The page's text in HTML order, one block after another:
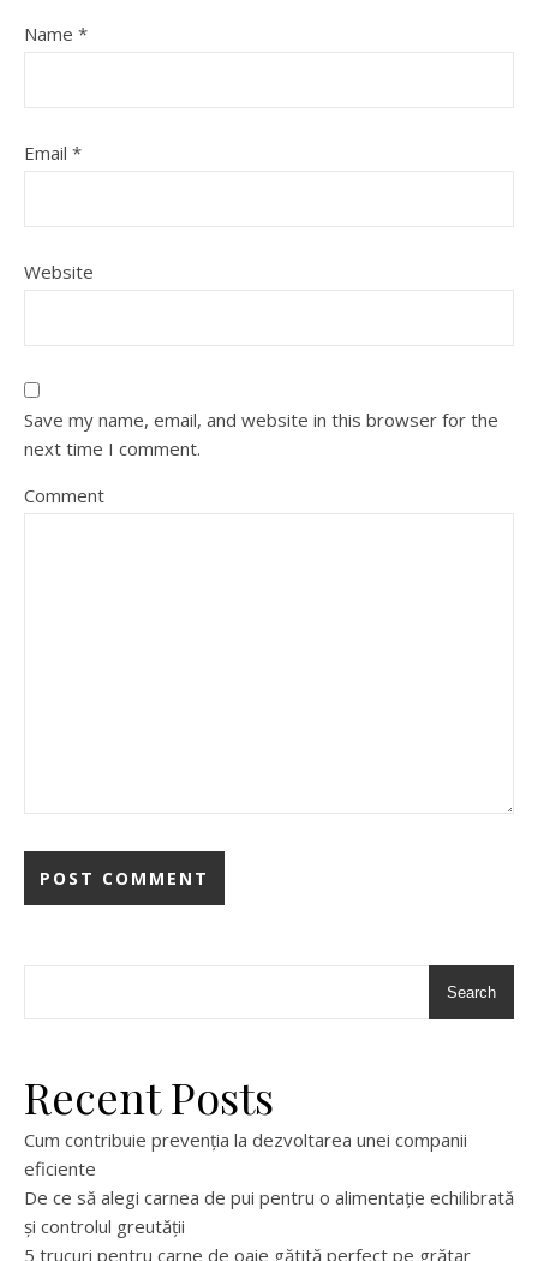
Name *
Email *
Website
Save my name, email, and website in this browser for the
next time I comment.
Comment
Search
Recent Posts
Cum contribuie prevenția la dezvoltarea unei companii
eficiente
De ce să alegi carnea de pui pentru o alimentație echilibrată
și controlul greutății
5 trucuri pentru carne de oaie gătită perfect pe grătar